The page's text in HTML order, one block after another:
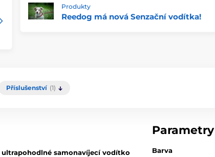
Produkty
Reedog má nová Senzační vodítka!
Příslušenství (1)
ultrapohodlné samonavíjecí vodítko
Parametry
Barva